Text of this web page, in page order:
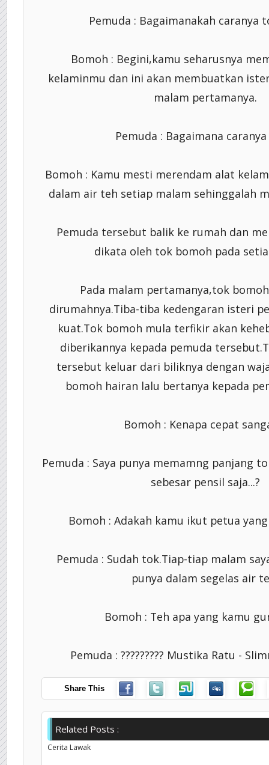
Pemuda : Bagaimanakah caranya
Bomoh : Begini,kamu seharusnya
kelaminmu dan ini akan membuatkan
malam pertamanya.
Pemuda : Bagaimana
Bomoh : Kamu mesti merendam alat
dalam air teh setiap malam sehinggalah
Pemuda tersebut balik ke rumah dan
dikata oleh tok bomoh pada
Pada malam pertamanya,tok
dirumahnya.Tiba-tiba kedengaran isteri
kuat.Tok bomoh mula terfikir akan
diberikannya kepada pemuda
tersebut keluar dari biliknya dengan
bomoh hairan lalu bertanya kepada
Bomoh : Kenapa cepat
Pemuda : Saya punya memamng panjang
sebesar pensil saja...?
Bomoh : Adakah kamu ikut petua
Pemuda : Sudah tok.Tiap-tiap malam
punya dalam segelas air
Bomoh : Teh apa yang kamu
Pemuda : ????????? Mustika Ratu -
Share This
Related Posts :
Cerita Lawak